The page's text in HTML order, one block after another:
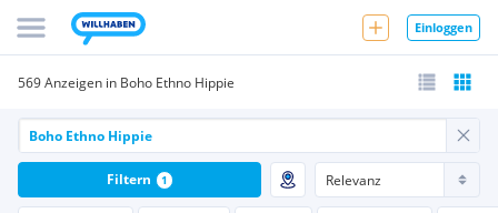
Einloggen
569 Anzeigen in Boho Ethno Hippie
Filtern 1